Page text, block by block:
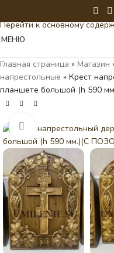
Перейти к основному
МЕНЮ
Главная страница » Магазин
напрестольные » Крест
планшете большой (h 590
Нажмите, чтобы